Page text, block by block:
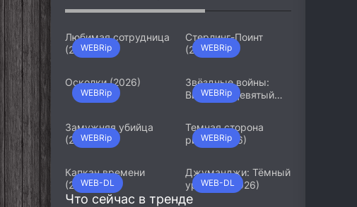
WEBRip
Любимая сотрудница
(2026)
WEBRip
Стерлинг-Поинт
(2026)
WEBRip
Осколки (2026)
WEBRip
Звёздные войны:
Видения. Девятый
WEBRip
Замужняя убийца
(2026)
WEBRip
Темная сторона
ринга (2026)
WEB-DL
Капкан времени
(2026)
WEB-DL
Джуманджи: Тёмный
уровень (2026)
Что сейчас в тренде